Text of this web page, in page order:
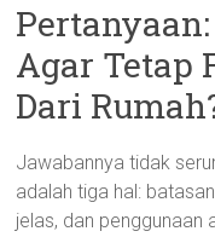
Agar Tetap
Dari
Jawabannya tidak
adalah tiga hal:
jelas, dan penggunaan